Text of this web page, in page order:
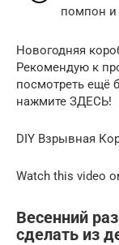
помпон и
Новогодняя
Рекомендую к
посмотреть ещё
нажмите ЗДЕСЬ!
DIY Взрывная
Watch this video
Весенний
сделать из